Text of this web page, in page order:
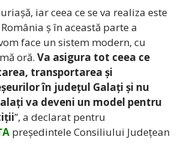
iar ceea ce se va realiza este
ș în această parte a
face un sistem modern, cu
oră. Va asigura tot ceea ce
transportarea și
în județul Galați și nu
va deveni un model pentru
”, a declarat pentru
președintele Consiliului Județean